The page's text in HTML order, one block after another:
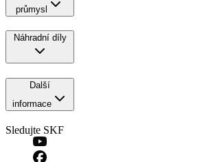
průmysl
Náhradní díly
Další
informace
Sledujte SKF